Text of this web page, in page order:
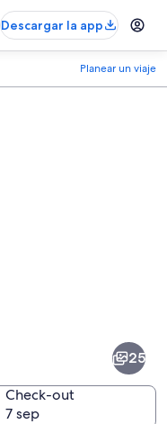
Descargar la app
Planear un viaje
25
Check-out
7 sep